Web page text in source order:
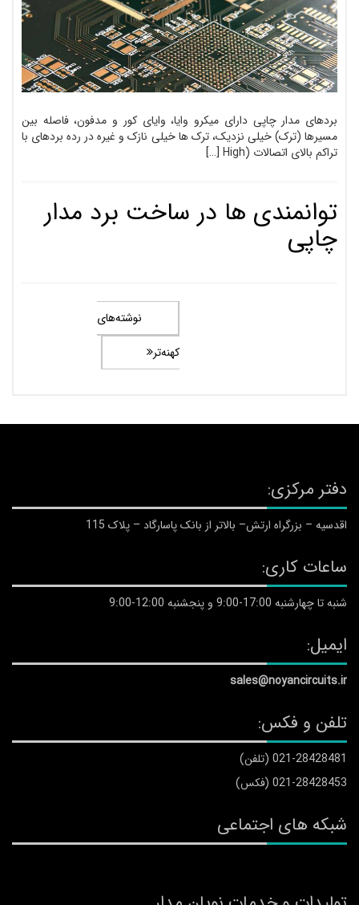
بردهای مدار چاپی دارای میکرو وایا، وایای کور و مدفون، فاصله بین
مسیرها (ترک) خیلی نزدیک، ترک ها خیلی نازک و غیره در رده بردهای با
تراکم بالای اتصالات (High […]
توانمندی ها در ساخت برد مدار
چاپی
نوشته‌های
کهنه‌تر
دفتر مرکزی:
اقدسیه – بزرگراه ارتش– بالاتر از بانک پاسارگاد – پلاک 115
ساعات کاری:
شنبه تا چهارشنبه 17:00-9:00 و پنجشنبه 12:00-9:00
ایمیل:
sales@noyancircuits.ir
تلفن و فکس:
021-28428481 (تلفن)
021-28428453 (فکس)
شبکه های اجتماعی